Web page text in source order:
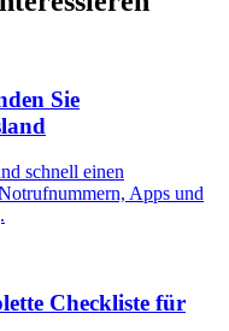
Sie
schnell einen
Apps und
Checkliste für